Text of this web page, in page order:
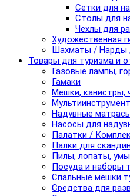
Сетки для
Столы для
Чехлы для
Художественная
Шахматы /
Товары для туризма и
Газовые лампы,
Гамаки
Мешки, канистры,
Надувные
Насосы для
Палатки /
Палки для
Пилы, лопаты,
Посуда и наборы
Спальные мешки
Средства для